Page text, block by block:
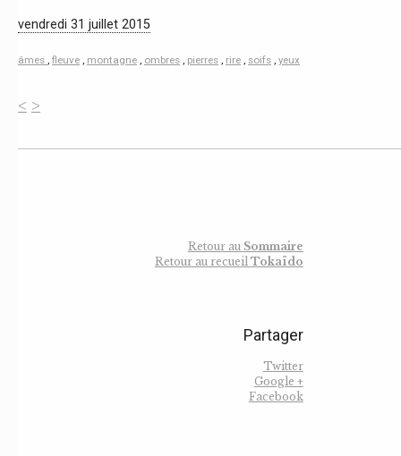
vendredi 31 juillet 2015
âmes , fleuve , montagne , ombres , pierres , rire , soifs , yeux
< >
Retour au Sommaire
Retour au recueil Tokaïdo
Partager
Twitter
Google +
Facebook